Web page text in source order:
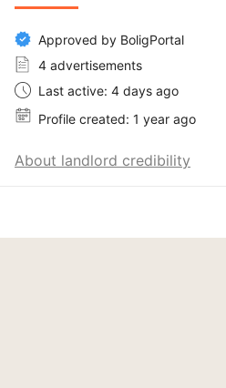
Approved by BoligPortal
4 advertisements
Last active: 4 days ago
Profile created: 1 year ago
About landlord credibility